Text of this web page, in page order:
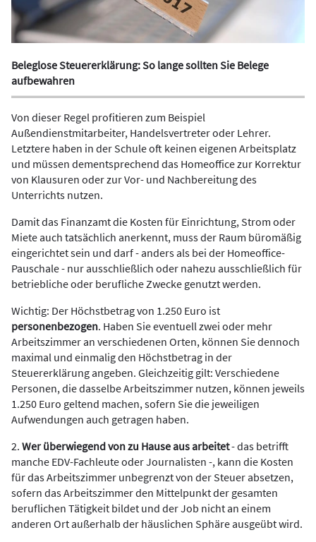
Beleglose Steuererklärung: So lange sollten Sie Belege
aufbewahren
Von dieser Regel profitieren zum Beispiel
Außendienstmitarbeiter, Handelsvertreter oder Lehrer.
Letztere haben in der Schule oft keinen eigenen Arbeitsplatz
und müssen dementsprechend das Homeoffice zur Korrektur
von Klausuren oder zur Vor- und Nachbereitung des
Unterrichts nutzen.
Damit das Finanzamt die Kosten für Einrichtung, Strom oder
Miete auch tatsächlich anerkennt, muss der Raum büromäßig
eingerichtet sein und darf - anders als bei der Homeoffice-
Pauschale - nur ausschließlich oder nahezu ausschließlich für
betriebliche oder berufliche Zwecke genutzt werden.
Wichtig: Der Höchstbetrag von 1.250 Euro ist
personenbezogen. Haben Sie eventuell zwei oder mehr
Arbeitszimmer an verschiedenen Orten, können Sie dennoch
maximal und einmalig den Höchstbetrag in der
Steuererklärung angeben. Gleichzeitig gilt: Verschiedene
Personen, die dasselbe Arbeitszimmer nutzen, können jeweils
1.250 Euro geltend machen, sofern Sie die jeweiligen
Aufwendungen auch getragen haben.
2. Wer überwiegend von zu Hause aus arbeitet- das betrifft
manche EDV-Fachleute oder Journalisten -, kann die Kosten
für das Arbeitszimmer unbegrenzt von der Steuer absetzen,
sofern das Arbeitszimmer den Mittelpunkt der gesamten
beruflichen Tätigkeit bildet und der Job nicht an einem
anderen Ort außerhalb der häuslichen Sphäre ausgeübt wird.